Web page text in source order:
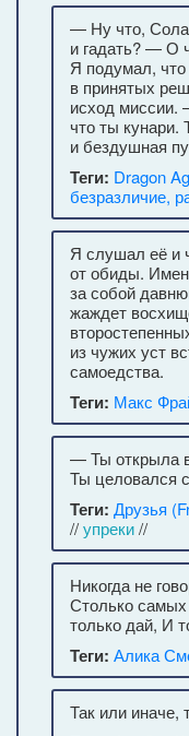
— Ну что,
и гадать? — О
Я подумал,
в принятых
исход миссии.
что ты кунари.
и бездушная
Теги: Dragon
безразличие,
Я слушал её и
от обиды.
за собой
жаждет
из чужих уст
самоедства.
Теги: Макс
— Ты открыла
Ты целовался
Теги: Друзья
//упреки//
Никогда не
Столько
только дай, И
Теги: Алика
Так или иначе,